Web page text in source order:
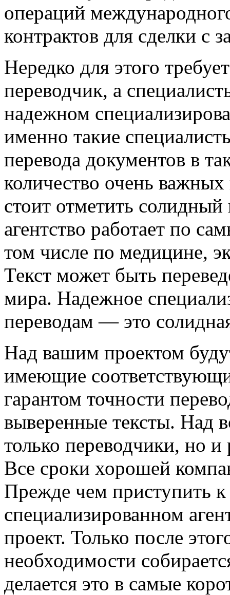
операций
контрактов для сделки с
Нередко для этого
переводчик, а
надежном
именно такие
перевода документов в
количество очень
стоит отметить
агентство работает по
том числе по медицине,
Текст может быть
мира. Надежное
переводам — это
Над вашим проектом
имеющие
гарантом точности
выверенные тексты. Над
только переводчики, но
Все сроки хорошей
Прежде чем приступить
специализированном
проект. Только после
необходимости
делается это в самые